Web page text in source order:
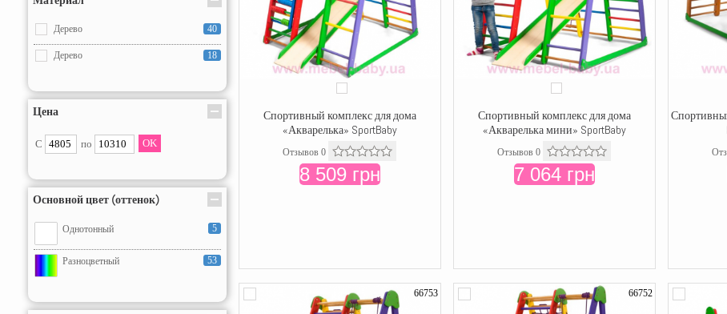
Дерево 40
Дерево 18
Цена
С по
Основной цвет (оттенок)
Однотонный 5
Разноцветный 53
Спортивный комплекс для дома
«Акварелька» SportBaby
Отзывов 0
8 509 грн
Спортивный комплекс для дома
«Акварелька мини» SportBaby
Отзывов 0
7 064 грн
66753 66752